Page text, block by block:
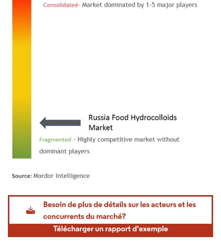
Image © Mordor Intelligence. La réutilisation nécessite une attribution sous CC BY